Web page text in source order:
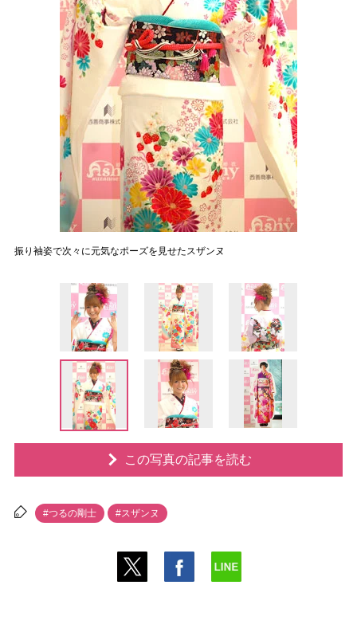
振り袖姿で次々に元気なポーズを見せたスザンヌ
この写真の記事を読む
#つるの剛士 #スザンヌ